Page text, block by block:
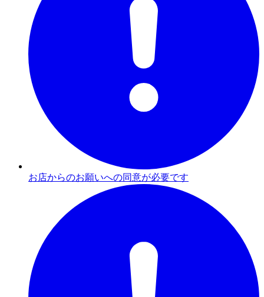
お店からのお願いへの同意が必要です